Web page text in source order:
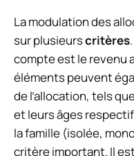
La modulation des
sur plusieurscritères
compte est le revenu
éléments peuvent
de l’allocation, tels
et leurs âges
la famille (isolée,
critère important. Il